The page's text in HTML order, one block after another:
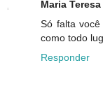
Maria Teresa
Só falta
como todo
Responder